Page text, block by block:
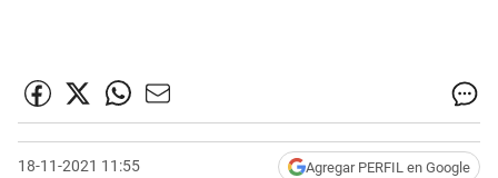
18-11-2021 11:55 Agregar PERFIL en Google